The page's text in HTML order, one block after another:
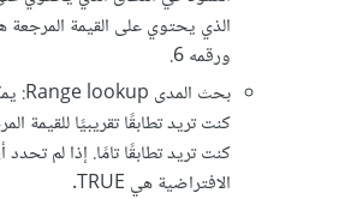
الذي يحتوي على القيمة المرجعة
ورقمه 6.
كنت تريد تطابقًا تامًا. إذا لم
الافتراضية هي TRUE.